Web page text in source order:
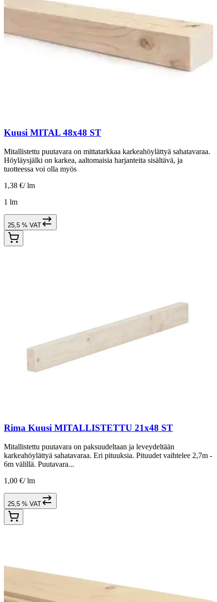
Kuusi MITAL 48x48 ST
Mitallistettu puutavara on mittatarkkaa karkeahöylättyä sahatavaraa.
Höyläysjälki on karkea, aaltomaisia harjanteita sisältävä, ja
tuotteessa voi olla myös
1,38 €/ lm
1 lm
25,5 % VAT
Rima Kuusi MITALLISTETTU 21x48 ST
Mitallistettu puutavara on paksuudeltaan ja leveydeltään
karkeahöylättyä sahatavaraa. Eri pituuksia. Pituudet vaihtelee 2,7m -
6m välillä. Puutavara...
1,00 €/ lm
25,5 % VAT